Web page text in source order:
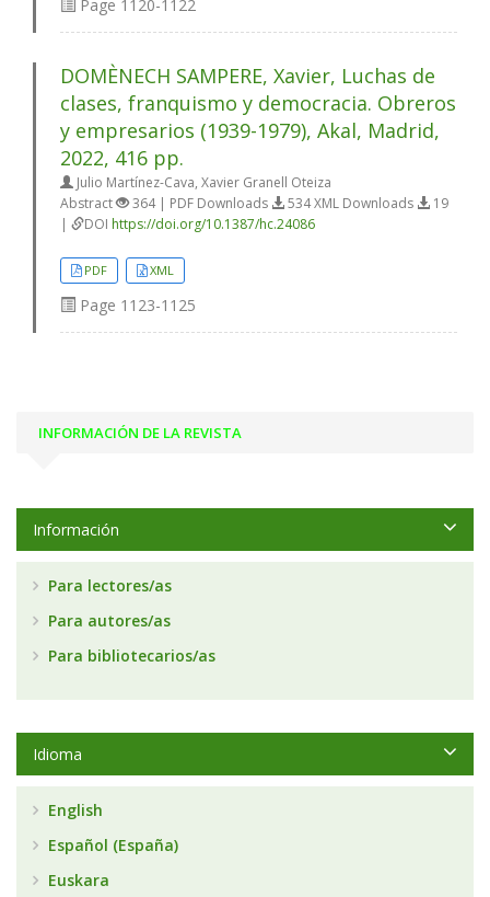
Page 1120-1122
DOMÈNECH SAMPERE, Xavier, Luchas de
clases, franquismo y democracia. Obreros
y empresarios (1939-1979), Akal, Madrid,
2022, 416 pp.
Julio Martínez-Cava, Xavier Granell Oteiza
Abstract
364 | PDF Downloads 534 XML Downloads
19
|
DOI https://doi.org/10.1387/hc.24086
PDF XML
Page 1123-1125
INFORMACIÓN DE LA REVISTA
Información
Para lectores/as
Para autores/as
Para bibliotecarios/as
Idioma
English
Español (España)
Euskara